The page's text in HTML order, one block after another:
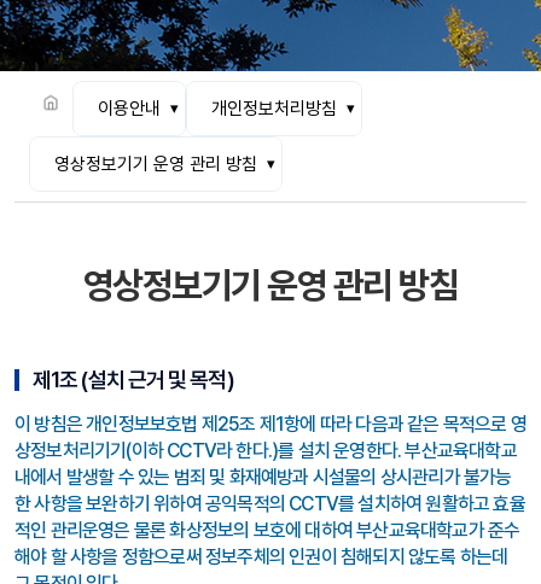
이용안내 개인정보처리방침
영상정보기기 운영 관리 방침
영상정보기기 운영 관리 방침
제1조 (설치 근거 및 목적)
이 방침은 개인정보보호법 제25조 제1항에 따라 다음과 같은 목적으로 영
상정보처리기기(이하 CCTV라 한다.)를 설치 운영한다. 부산교육대학교
내에서 발생할 수 있는 범죄 및 화재예방과 시설물의 상시관리가 불가능
한 사항을 보완하기 위하여 공익목적의 CCTV를 설치하여 원활하고 효율
적인 관리운영은 물론 화상정보의 보호에 대하여 부산교육대학교가 준수
해야 할 사항을 정함으로써 정보주체의 인권이 침해되지 않도록 하는데